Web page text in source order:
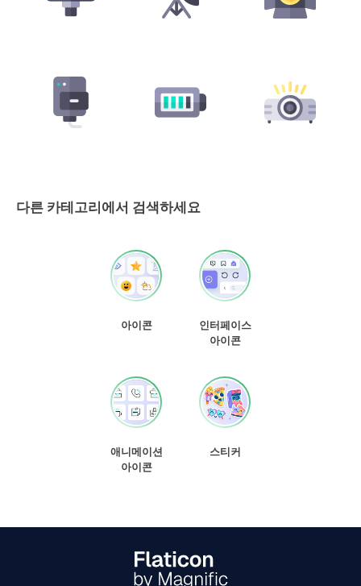
다른 카테고리에서 검색하세요
아이콘
인터페이스
아이콘
애니메이션
아이콘
스티커